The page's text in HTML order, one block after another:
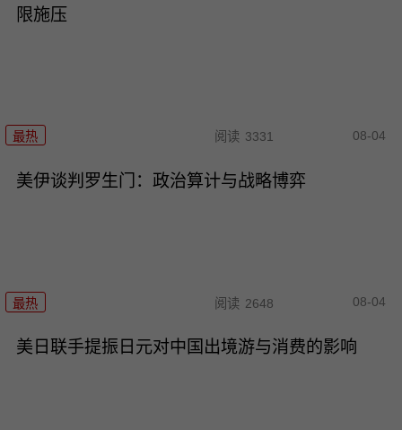
限施压
最热 阅读 3331 08-04
美伊谈判罗生门：政治算计与战略博弈
最热 阅读 2648 08-04
美日联手提振日元对中国出境游与消费的影响